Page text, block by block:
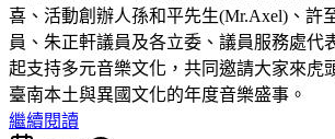
喜、活動創辦人孫和平先生(Mr.Axel)、許
員、朱正軒議員及各立委、議員服務處代
起支持多元音樂文化，共同邀請大家來虎
臺南本土與異國文化的年度音樂盛事。
繼續閱讀